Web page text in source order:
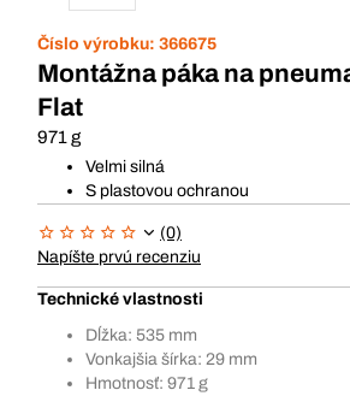
Číslo výrobku: 366675
Montážna páka na
Flat
971 g
Velmi silná
S plastovou ochranou
(0)
Napíšte prvú recenziu
Technické vlastnosti
Dĺžka: 535 mm
Vonkajšia šírka: 29 mm
Hmotnosť: 971 g